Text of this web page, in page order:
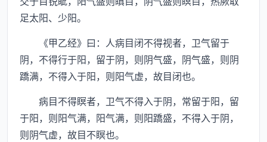
足太阳、少阳。
《甲乙经》曰：人病目闭不得视者，卫气留于
阴，不得行于阳，留于阴，则阴气盛，阴气盛，则阴
蹻满，不得入于阳，则阳气虚，故目闭也。
病目不得瞑者，卫气不得入于阴，常留于阳，留
于阳，则阳气满，阳气满，则阳蹻盛，不得入于阴，
则阴气虚，故目不瞑也。